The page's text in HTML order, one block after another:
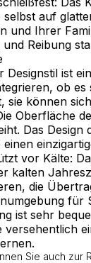
selbst auf
und Ihrer
Reibung
Designstil ist
ob
sie können
Oberfläche
Das
vor Kälte:
kalten
die
für
ist sehr
versehentlich
Sie auch